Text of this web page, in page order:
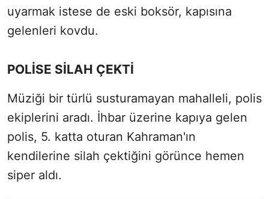
uyarmak istese de eski boksör, kapısına
gelenleri kovdu.
POLİSE SİLAH ÇEKTİ
Müziği bir türlü susturamayan mahalleli, polis
ekiplerini aradı. İhbar üzerine kapıya gelen
polis, 5. katta oturan Kahraman'ın
kendilerine silah çektiğini görünce hemen
siper aldı.